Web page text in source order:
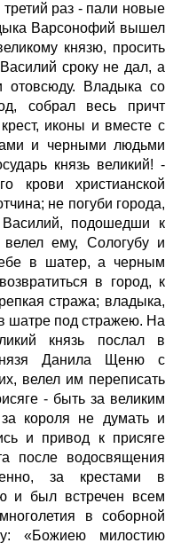
третий раз - пали новые
Варсонофий вышел
князю, просить
сроку не дал, а
отовсюду. Владыка со
собрал весь причт
иконы и вместе с
и черными людьми
князь великий! -
крови христианской
не погуби города,
подошедши к
ему, Сологубу и
в шатер, а черным
в город, к
стража; владыка,
шатре под стражею. На
князь послал в
Данила Щеню с
велел им переписать
- быть за великим
короля не думать и
и привод к присяге
после водосвящения
за крестами в
и был встречен всем
в соборной
«Божиею милостию